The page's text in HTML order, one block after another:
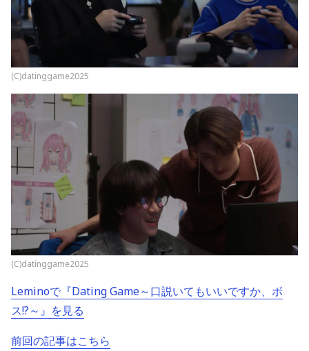
(C)datinggame2025
(C)datinggame2025
Leminoで『Dating Game～口説いてもいいですか、ボ
ス!?～』を見る
前回の記事はこちら